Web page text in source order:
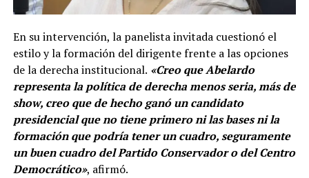
En su intervención, la panelista invitada cuestionó el
estilo y la formación del dirigente frente a las opciones
de la derecha institucional. «Creo que Abelardo
representa la política de derecha menos seria, más de
show, creo que de hecho ganó un candidato
presidencial que no tiene primero ni las bases ni la
formación que podría tener un cuadro, seguramente
un buen cuadro del Partido Conservador o del Centro
Democrático», afirmó.